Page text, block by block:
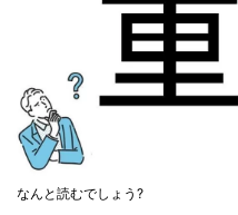
なんと読むでしょう?